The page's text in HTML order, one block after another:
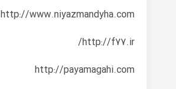
http://www.niyazmandyha.com
http://f77.ir/
http://payamagahi.com